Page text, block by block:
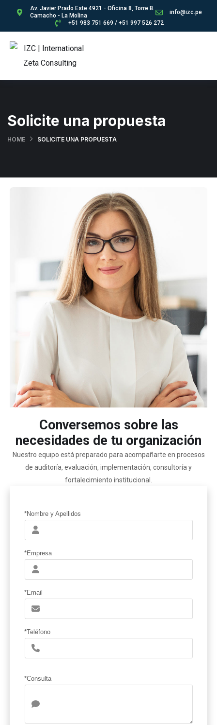
Av. Javier Prado Este 4921 - Oficina 8, Torre B.
Camacho - La Molina
info@izc.pe
+51 983 751 669 / +51 997 526 272
Solicite una propuesta
HOME SOLICITE UNA PROPUESTA
Conversemos sobre las
necesidades de tu organización
Nuestro equipo está preparado para acompañarte en procesos
de auditoría, evaluación, implementación, consultoría y
fortalecimiento institucional.
*Nombre y Apellidos
*Empresa
*Email
*Teléfono
*Consulta